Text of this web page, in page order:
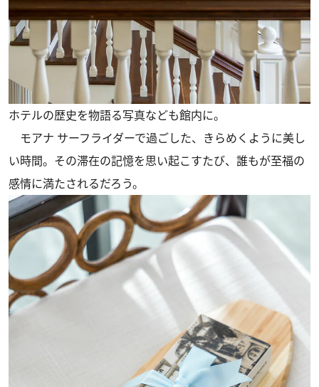
ホテルの歴史を物語る写真なども館内に。
モアナ サーフライダーで過ごした、きらめくように美し
い時間。その滞在の記憶を思い起こすたび、誰もが至福の
感情に満たされるだろう。